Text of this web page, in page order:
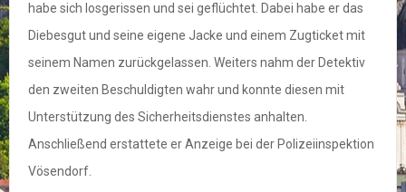
habe sich losgerissen und sei geflüchtet. Dabei habe er das
Diebesgut und seine eigene Jacke und einem Zugticket mit
seinem Namen zurückgelassen. Weiters nahm der Detektiv
den zweiten Beschuldigten wahr und konnte diesen mit
Unterstützung des Sicherheitsdienstes anhalten.
Anschließend erstattete er Anzeige bei der Polizeiinspektion
Vösendorf.